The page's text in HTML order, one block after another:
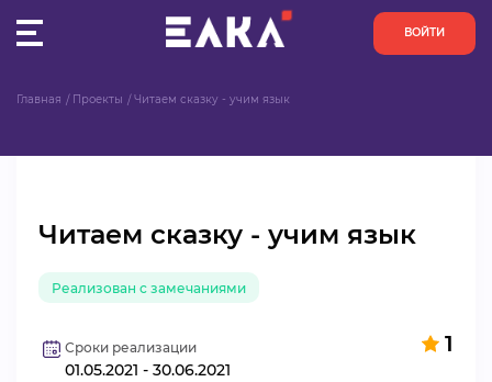
ВОЙТИ
ОРГАНИЗАЦИИ
АКТИВИСТЫ
ПРОЕКТЫ
Главная Проекты Читаем сказку - учим язык
Читаем сказку - учим язык
Реализован с замечаниями
1
Сроки реализации
01.05.2021 - 30.06.2021